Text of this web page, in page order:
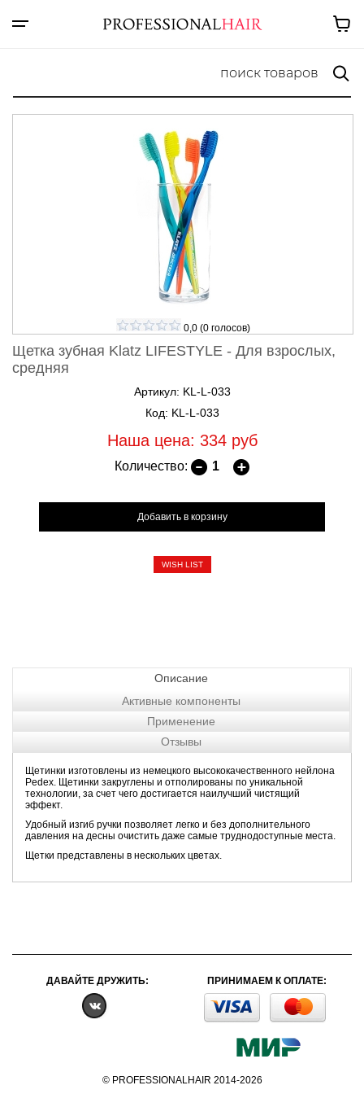
0,0(0голосов)
Щетка зубная Klatz LIFESTYLE - Для взрослых,
средняя
Артикул: KL-L-033
Код: KL-L-033
Наша цена: 334 руб
Количество:
WISH LIST
Описание
Активные компоненты
Применение
Отзывы
Щетинки изготовлены из немецкого высококачественного нейлона
Pedex. Щетинки закруглены и отполированы по уникальной
технологии, за счет чего достигается наилучший чистящий
эффект.
Удобный изгиб ручки позволяет легко и без дополнительного
давления на десны очистить даже самые труднодоступные места.
Щетки представлены в нескольких цветах.
ДАВАЙТЕ ДРУЖИТЬ: ПРИНИМАЕМ К ОПЛАТЕ:
© PROFESSIONALHAIR 2014-2026